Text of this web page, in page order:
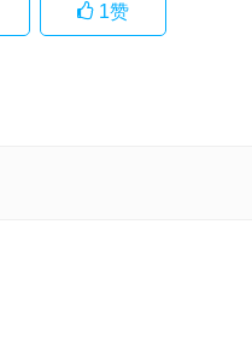
1赞